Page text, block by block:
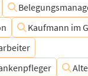
Kaufmann im